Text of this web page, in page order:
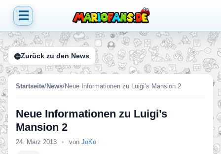
☰
Zurück zu den News
Startseite/News/Neue Informationen zu Luigi’s Mansion 2
Neue Informationen zu Luigi’s
Mansion 2
24. März 2013 • von JoKo